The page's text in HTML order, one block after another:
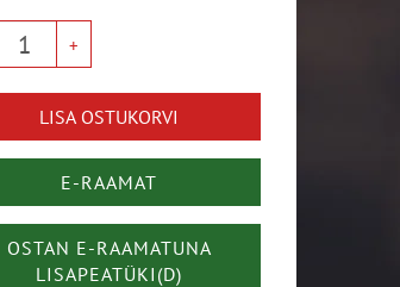
LISA OSTUKORVI
E-RAAMAT
OSTAN E-RAAMATUNA
LISAPEATÜKI(D)